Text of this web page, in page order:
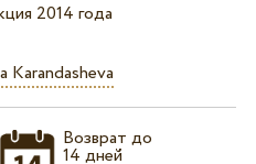
2014 года
Karandasheva
Возврат до
14 дней